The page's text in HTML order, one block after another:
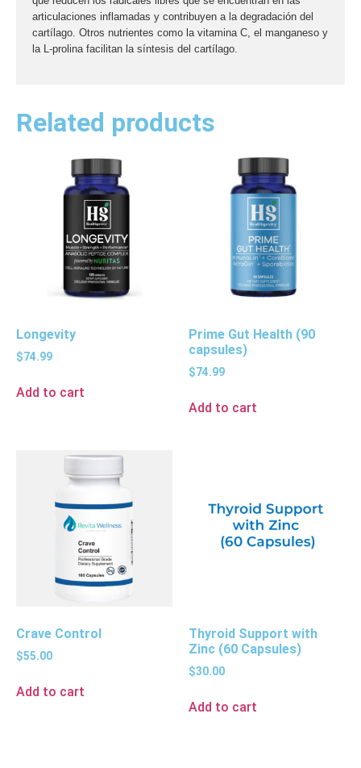
articulaciones inflamadas y contribuyen a la degradación del
cartílago. Otros nutrientes como la vitamina C, el manganeso y
la L-prolina facilitan la síntesis del cartílago.
Related products
Longevity
$74.99
Add to cart
Prime Gut Health (90
capsules)
$74.99
Add to cart
Crave Control
$55.00
Add to cart
Thyroid Support with
Zinc (60 Capsules)
$30.00
Add to cart